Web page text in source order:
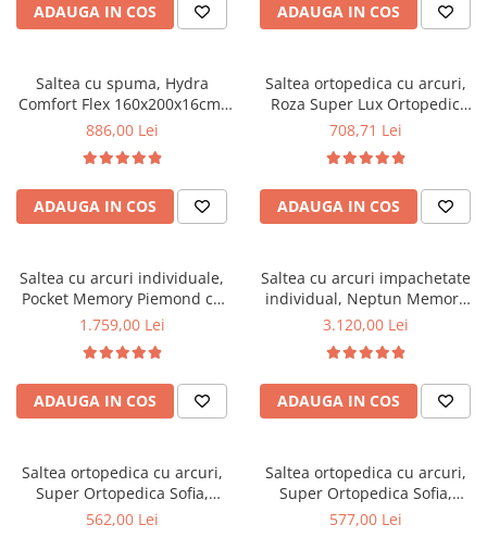
ADAUGA IN COS ADAUGA IN COS
Saltea cu spuma, Hydra
Comfort Flex 160x200x16cm,
fermitate mediu spre tare,
detasabila, Saltsib
886,00 Lei
ADAUGA IN COS
Saltea ortopedica cu arcuri,
Roza Super Lux Ortopedic
125x190x25cm, fermitate
arcuri Bonell,reversibila,
banda de aerisire spaceair,
greutate maxima sustinuta
100 kg/utilizator, Salt Confort
708,71 Lei
ADAUGA IN COS
Saltea cu arcuri individuale,
Pocket Memory Piemond cu
topper, 160x200x32cm,
memory foam 2,5 cm, husa
matlasata, sistem de aerisire
perimetral, greutate maxima
sustinuta 100 kg/utilizator,
1.759,00 Lei
ADAUGA IN COS
Saltea cu arcuri impachetate
individual, Neptun Memory
Pocket Comfort
confort, spuma poliuretanica
HR, memory foam 4 cm, husa
detasabila 3D, hipoalergenica,
fermitate medie, Saltsib
3.120,00 Lei
ADAUGA IN COS
Saltea ortopedica cu arcuri,
Super Ortopedica Sofia,
130x200x20cm, fermitate
562,00 Lei
Saltea ortopedica cu arcuri,
Super Ortopedica Sofia,
135x200x20cm, fermitate
577,00 Lei